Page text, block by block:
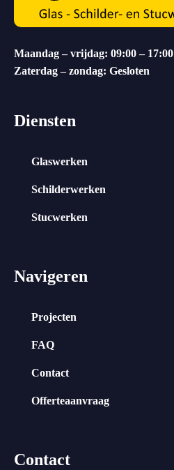
Maandag – vrijdag: 09:00 – 17:00
Zaterdag – zondag: Gesloten
Diensten
Glaswerken
Schilderwerken
Stucwerken
Navigeren
Projecten
FAQ
Contact
Offerteaanvraag
Contact